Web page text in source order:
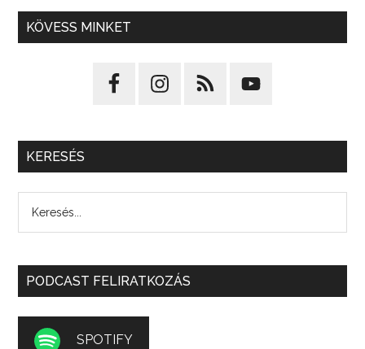
KÖVESS MINKET
KERESÉS
PODCAST FELIRATKOZÁS
SPOTIFY